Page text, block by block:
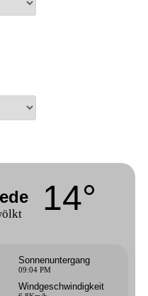
14°
Sonnenuntergang
09:04 PM
Windgeschwindigkeit